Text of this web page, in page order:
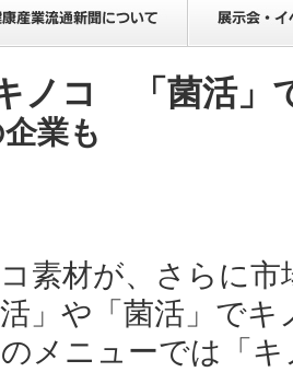
ノコ 「菌活」
業も
素材が、さらに市
」や「菌活」で
メニューでは「